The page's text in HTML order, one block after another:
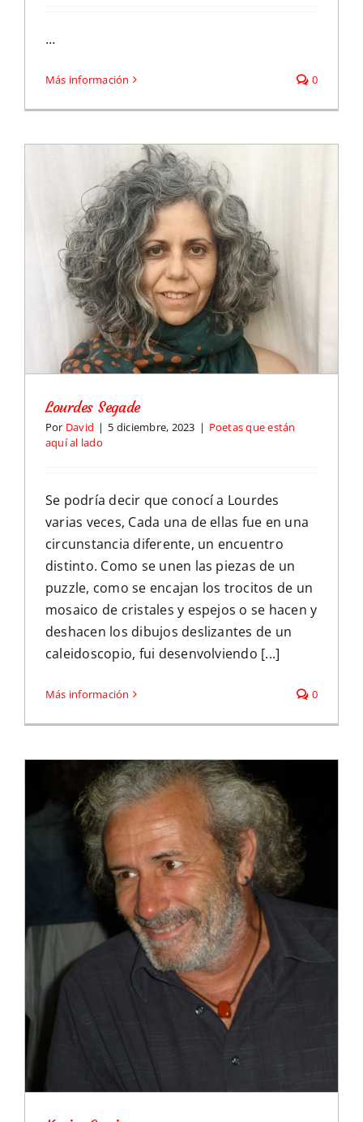
…
Más información 0
Lourdes Segade
Por David | 5 diciembre, 2023 | Poetas que están
aquí al lado
Se podría decir que conocí a Lourdes
varias veces, Cada una de ellas fue en una
circunstancia diferente, un encuentro
distinto. Como se unen las piezas de un
puzzle, como se encajan los trocitos de un
mosaico de cristales y espejos o se hacen y
deshacen los dibujos deslizantes de un
caleidoscopio, fui desenvolviendo [...]
Más información 0